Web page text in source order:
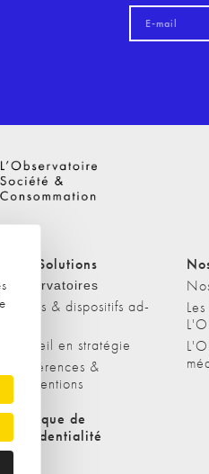
Nos Solutions
Observatoires
Etudes & dispositifs ad-
Conseil en stratégie
Conférences &
interventions
Politique de
confidentialité